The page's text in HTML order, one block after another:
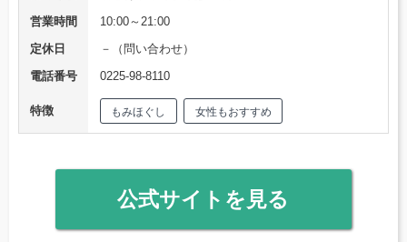
営業時間
10:00～21:00
定休日
－（問い合わせ）
電話番号
0225-98-8110
特徴 もみほぐし 女性もおすすめ
公式サイトを見る